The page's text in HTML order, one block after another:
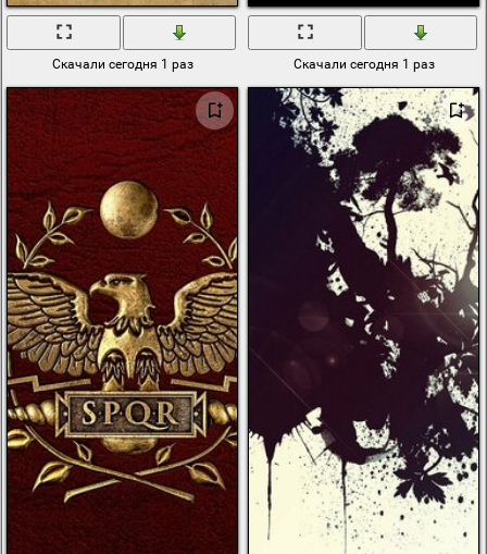
Скачали сегодня 1 раз Скачали сегодня 1 раз